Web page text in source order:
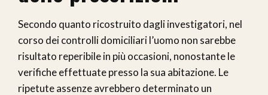
Secondo quanto ricostruito dagli investigatori, nel
corso dei controlli domiciliari l’uomo non sarebbe
risultato reperibile in più occasioni, nonostante le
verifiche effettuate presso la sua abitazione. Le
ripetute assenze avrebbero determinato un